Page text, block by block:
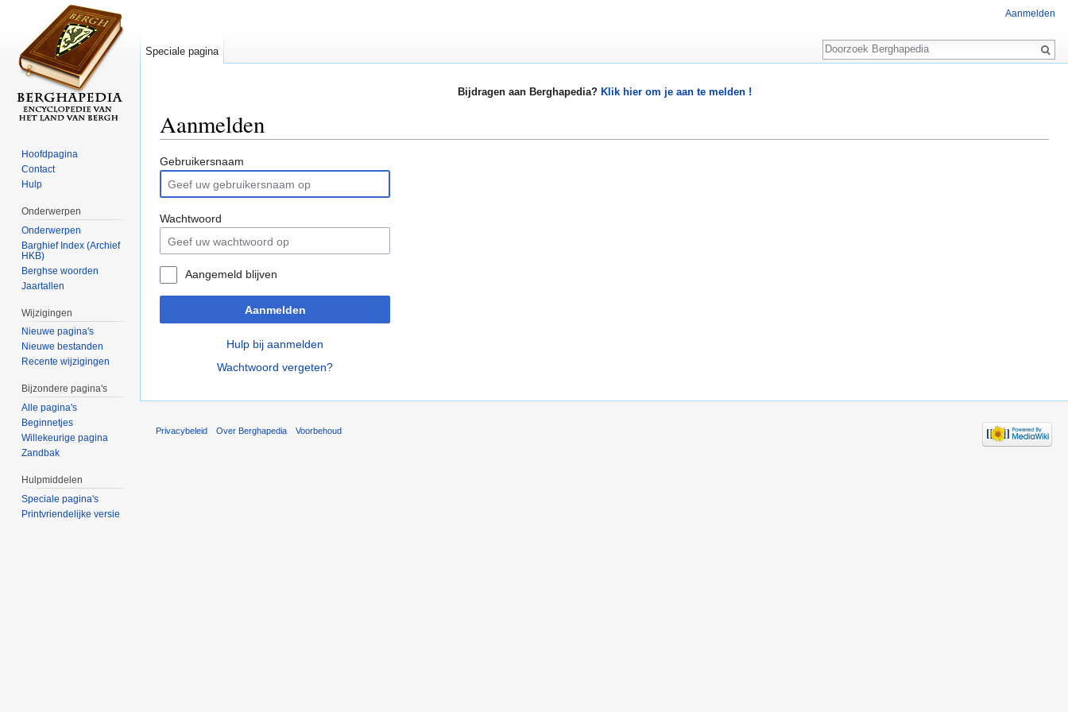
Bijdragen aan Berghapedia? Klik hier om je aan te melden !
Aanmelden
Gebruikersnaam
Wachtwoord
Aangemeld blijven
Aanmelden
Hulp bij aanmelden
Wachtwoord vergeten?
Aanmelden
Speciale pagina
Zoeken
Hoofdpagina
Contact
Hulp
Onderwerpen
Onderwerpen
Barghief Index (Archief
HKB)
Berghse woorden
Jaartallen
Wijzigingen
Nieuwe pagina's
Nieuwe bestanden
Recente wijzigingen
Bijzondere pagina's
Alle pagina's
Beginnetjes
Willekeurige pagina
Zandbak
Hulpmiddelen
Speciale pagina's
Printvriendelijke versie
Privacybeleid Over Berghapedia Voorbehoud